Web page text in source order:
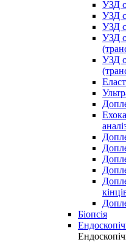
УЗД
УЗД
УЗД
УЗД
УЗД
Біопсія